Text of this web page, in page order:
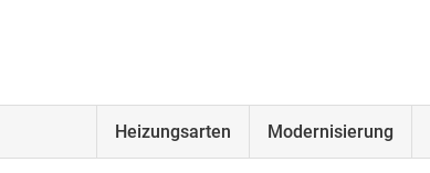
Heizungsarten Modernisierung